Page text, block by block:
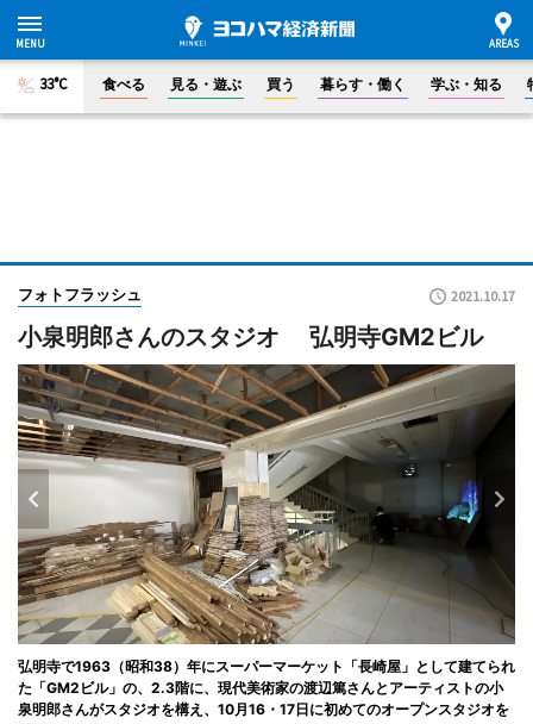
33°C 食べる 見る・遊ぶ 買う 暮らす・働く 学ぶ・知る
フォトフラッシュ 2021.10.17
小泉明郎さんのスタジオ 弘明寺GM2ビル
弘明寺で1963（昭和38）年にスーパーマーケット「長崎屋」として建てられ
た「GM2ビル」の、2.3階に、現代美術家の渡辺篤さんとアーティストの小
泉明郎さんがスタジオを構え、10月16・17日に初めてのオープンスタジオを